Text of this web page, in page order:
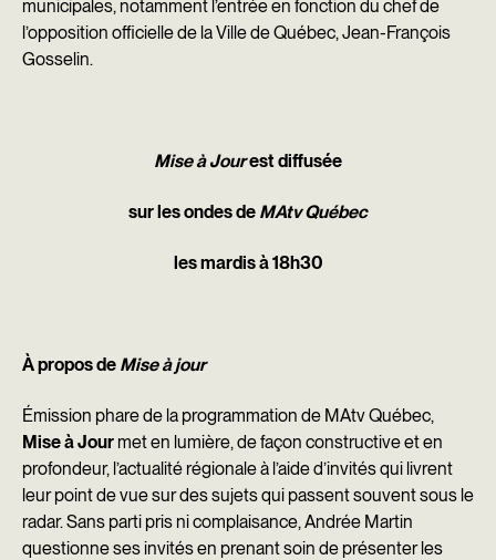
municipales, notamment l’entrée en fonction du chef de
l’opposition officielle de la Ville de Québec, Jean-François
Gosselin.​
Mise à Jourest diffusée
sur les ondes de MAtv Québec
les mardis à 18h30
À propos de Mise à jour
Émission phare de la programmation de MAtv Québec,
Mise à Jour met en lumière, de façon constructive et en
profondeur, l’actualité régionale à l’aide d’invités qui livrent
leur point de vue sur des sujets qui passent souvent sous le
radar. Sans parti pris ni complaisance, Andrée Martin
questionne ses invités en prenant soin de présenter les